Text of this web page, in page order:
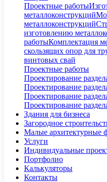
Проектные работы
металлоконструкций
металлоконструкций
изготовлению
работыКомплектация
скользящих опор для
винтовых свай
Проектные работы
Проектирование
Проектирование
Проектирование
Проектирование
Здания для бизнеса
Загородное
Малые архитектурные
Услуги
Индивидуальные
Портфолио
Калькуляторы
Контакты